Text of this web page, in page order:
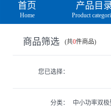
首页
Home
产品目
Product
商品筛选 (共0件商品)
您已选择：
分类：
中小功率双